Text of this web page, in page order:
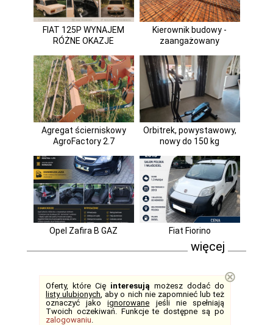
FIAT 125P WYNAJEM
RÓŻNE OKAZJE
Kierownik budowy -
zaangażowany
Agregat ścierniskowy
AgroFactory 2.7
Orbitrek, powystawowy,
nowy do 150 kg
Opel Zafira B GAZ Fiat Fiorino
więcej
Oferty, które Cię interesują możesz dodać do
listy ulubionych, aby o nich nie zapomnieć lub też
oznaczyć jakoignorowane jeśli nie spełniają
Twoich oczekiwań. Funkcje te dostępne są po
zalogowaniu.
⊗